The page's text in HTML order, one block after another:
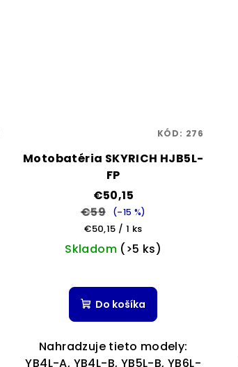
Motobatéria SKYRICH HJB5L-
FP
€50,15
€59
(–15 %)
Jednotková
cena:
€50,15 / 1 ks
Skladom (>5 ks)
hodnotenie
produktu
je
5,0
z
Do košíka
Nahradzuje tieto modely:
YB4L-A, YB4L-B, YB5L-B, YB6L-
KÓD: 276